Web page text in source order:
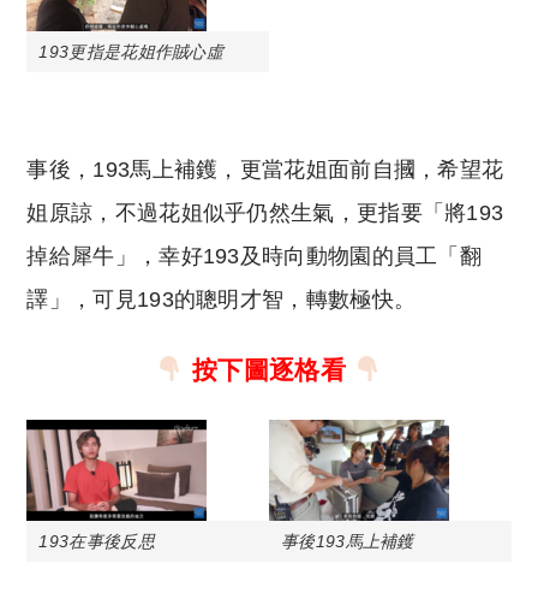
193更指是花姐作賊心虛
事後，193馬上補鑊，更當花姐面前自摑，希望花
姐原諒，不過花姐似乎仍然生氣，更指要「將193
掉給犀牛」，幸好193及時向動物園的員工「翻
譯」，可見193的聰明才智，轉數極快。
按下圖逐格看
193在事後反思 事後193馬上補鑊